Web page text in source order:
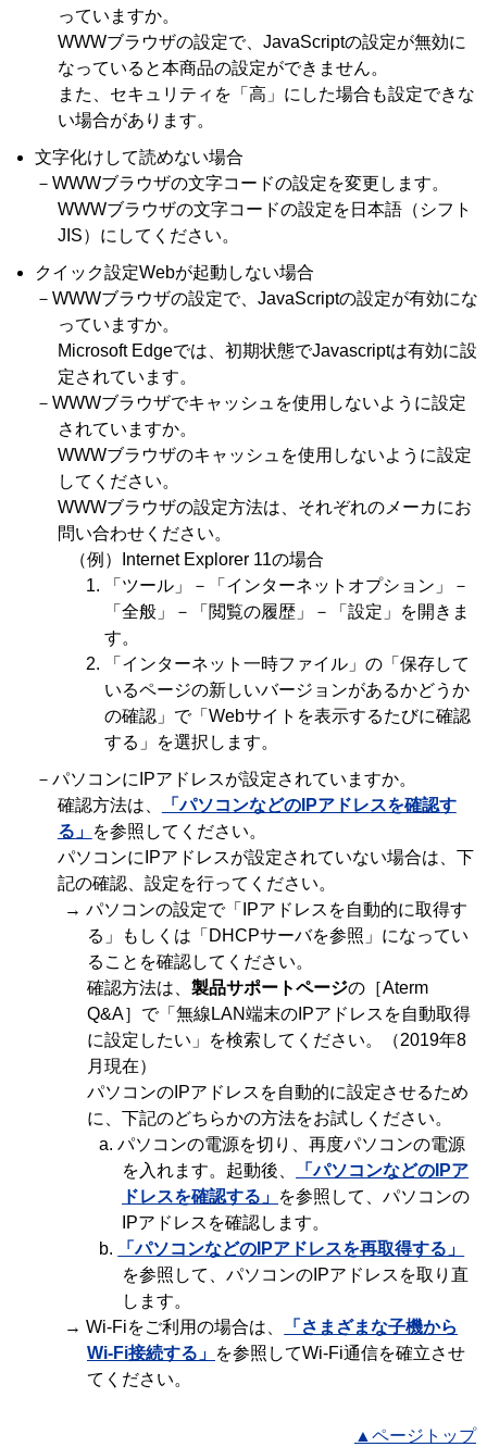
っていますか。
WWWブラウザの設定で、JavaScriptの設定が無効に
なっていると本商品の設定ができません。
また、セキュリティを「高」にした場合も設定できな
い場合があります。
文字化けして読めない場合
－WWWブラウザの文字コードの設定を変更します。
WWWブラウザの文字コードの設定を日本語（シフト
JIS）にしてください。
クイック設定Webが起動しない場合
－WWWブラウザの設定で、JavaScriptの設定が有効にな
っていますか。
Microsoft Edgeでは、初期状態でJavascriptは有効に設
定されています。
－WWWブラウザでキャッシュを使用しないように設定
されていますか。
WWWブラウザのキャッシュを使用しないように設定
してください。
WWWブラウザの設定方法は、それぞれのメーカにお
問い合わせください。
（例）Internet Explorer 11の場合
「ツール」－「インターネットオプション」－
「全般」－「閲覧の履歴」－「設定」を開きま
す。
「インターネット一時ファイル」の「保存して
いるページの新しいバージョンがあるかどうか
の確認」で「Webサイトを表示するたびに確認
する」を選択します。
－パソコンにIPアドレスが設定されていますか。
確認方法は、
「パソコンなどのIPアドレスを確認す
る」 を参照してください。
パソコンにIPアドレスが設定されていない場合は、下
記の確認、設定を行ってください。
→ パソコンの設定で「IPアドレスを自動的に取得す
る」もしくは「DHCPサーバを参照」になってい
ることを確認してください。
確認方法は、 製品サポートページの［Aterm
Q&A］で「無線LAN端末のIPアドレスを自動取得
に設定したい」を検索してください。（2019年8
月現在）
パソコンのIPアドレスを自動的に設定させるため
に、下記のどちらかの方法をお試しください。
a. パソコンの電源を切り、再度パソコンの電源
を入れます。起動後、
「パソコンなどのIPア
ドレスを確認する」 を参照して、パソコンの
IPアドレスを確認します。
b.
「パソコンなどのIPアドレスを再取得する」
を参照して、パソコンのIPアドレスを取り直
します。
→ Wi-Fiをご利用の場合は、
「さまざまな子機から
Wi-Fi接続する」 を参照してWi-Fi通信を確立させ
てください。
▲ページトップ